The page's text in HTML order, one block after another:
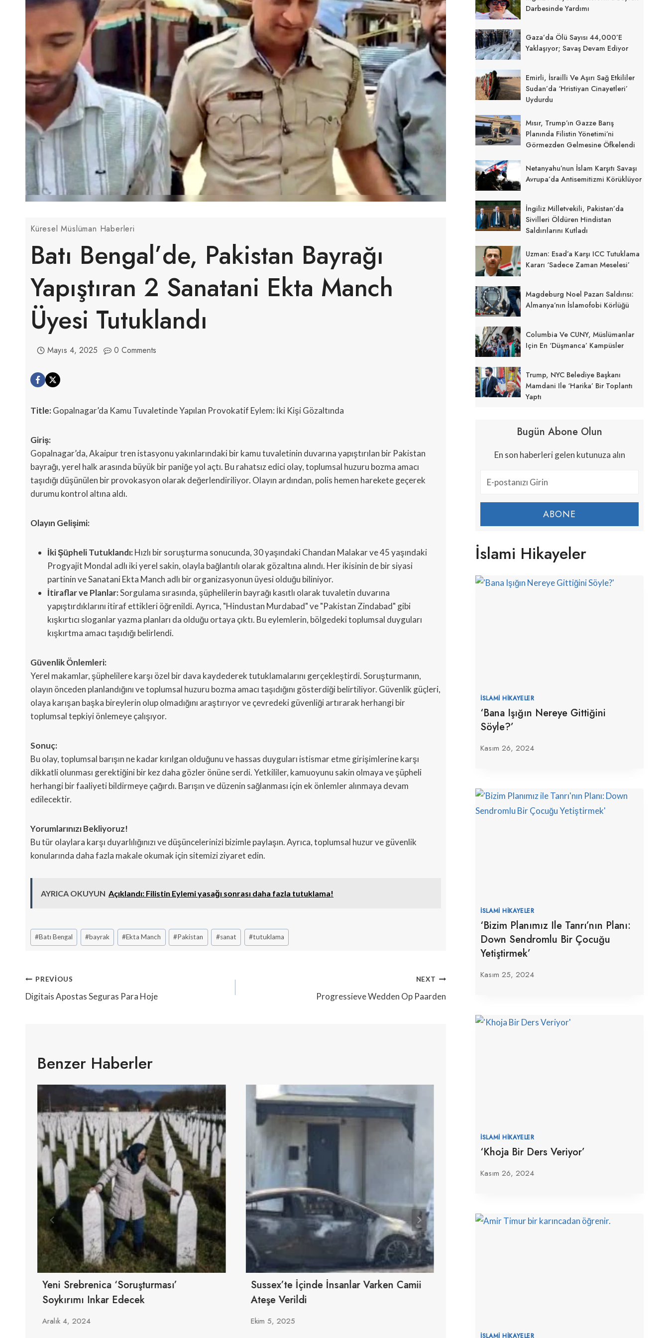
Küresel Müslüman Haberleri
Batı Bengal’de, Pakistan Bayrağı
Yapıştıran 2 Sanatani Ekta Manch
Üyesi Tutuklandı
Mayıs 4, 2025 0 Comments
Title:Gopalnagar’da Kamu Tuvaletinde Yapılan Provokatif Eylem: İki Kişi Gözaltında
Giriş:
Gopalnagar’da, Akaipur tren istasyonu yakınlarındaki bir kamu tuvaletinin duvarına yapıştırılan bir Pakistan
bayrağı, yerel halk arasında büyük bir paniğe yol açtı. Bu rahatsız edici olay, toplumsal huzuru bozma amacı
taşıdığı düşünülen bir provokasyon olarak değerlendiriliyor. Olayın ardından, polis hemen harekete geçerek
durumu kontrol altına aldı.
Olayın Gelişimi:
İki Şüpheli Tutuklandı:Hızlı bir soruşturma sonucunda, 30 yaşındaki Chandan Malakar ve 45 yaşındaki
Progyajit Mondal adlı iki yerel sakin, olayla bağlantılı olarak gözaltına alındı. Her ikisinin de bir siyasi
partinin ve Sanatani Ekta Manch adlı bir organizasyonun üyesi olduğu biliniyor.
İtiraflar ve Planlar:Sorgulama sırasında, şüphelilerin bayrağı kasıtlı olarak tuvaletin duvarına
yapıştırdıklarını itiraf ettikleri öğrenildi. Ayrıca, "Hindustan Murdabad" ve "Pakistan Zindabad" gibi
kışkırtıcı sloganlar yazma planları da olduğu ortaya çıktı. Bu eylemlerin, bölgedeki toplumsal duyguları
kışkırtma amacı taşıdığı belirlendi.
Güvenlik Önlemleri:
Yerel makamlar, şüphelilere karşı özel bir dava kaydederek tutuklamalarını gerçekleştirdi. Soruşturmanın,
olayın önceden planlandığını ve toplumsal huzuru bozma amacı taşıdığını gösterdiği belirtiliyor. Güvenlik güçleri,
olaya karışan başka bireylerin olup olmadığını araştırıyor ve çevredeki güvenliği artırarak herhangi bir
toplumsal tepkiyi önlemeye çalışıyor.
Sonuç:
Bu olay, toplumsal barışın ne kadar kırılgan olduğunu ve hassas duyguları istismar etme girişimlerine karşı
dikkatli olunması gerektiğini bir kez daha gözler önüne serdi. Yetkililer, kamuoyunu sakin olmaya ve şüpheli
herhangi bir faaliyeti bildirmeye çağırdı. Barışın ve düzenin sağlanması için ek önlemler alınmaya devam
edilecektir.
Yorumlarınızı Bekliyoruz!
Bu tür olaylara karşı duyarlılığınızı ve düşüncelerinizi bizimle paylaşın. Ayrıca, toplumsal huzur ve güvenlik
konularında daha fazla makale okumak için sitemizi ziyaret edin.
AYRICA OKUYUN Açıklandı: Filistin Eylemi yasağı sonrası daha fazla tutuklama!
Post
Tags:
#Batı Bengal #bayrak #Ekta Manch #Pakistan #sanat #tutuklama
Yazı
Gezinmesi
PREVIOUS
Digitais Apostas Seguras Para Hoje
NEXT
Progressieve Wedden Op Paarden
Benzer Haberler
Yeni Srebrenica ‘soruşturması’
Soykırımı Inkar Edecek
Aralık 4, 2024
Sussex’te İçinde İnsanlar Varken Camii
Ateşe Verildi
Ekim 5, 2025
Darbesinde Yardımı
Gaza’da Ölü Sayısı 44,000’e
Yaklaşıyor; Savaş Devam Ediyor
Emirli, İsrailli Ve Aşırı Sağ Etkililer
Sudan’da ‘Hristiyan Cinayetleri’
Uydurdu
Mısır, Trump’ın Gazze Barış
Planında Filistin Yönetimi’ni
Görmezden Gelmesine Öfkelendi
Netanyahu’nun İslam Karşıtı Savaşı
Avrupa’da Antisemitizmi Körüklüyor
İngiliz Milletvekili, Pakistan’da
Sivilleri Öldüren Hindistan
Saldırılarını Kutladı
Uzman: Esad’a Karşı ICC Tutuklama
Kararı ‘sadece Zaman Meselesi’
Magdeburg Noel Pazarı Saldırısı:
Almanya’nın İslamofobi Körlüğü
Columbia Ve CUNY, Müslümanlar
Için En ‘düşmanca’ Kampüsler
Trump, NYC Belediye Başkanı
Mamdani Ile ‘harika’ Bir Toplantı
Yaptı
Bugün Abone Olun
En son haberleri gelen kutunuza alın
ABONE
İslami Hikayeler
İSLAMI HIKAYELER
‘Bana Işığın Nereye Gittiğini
Söyle?’
Kasım 26, 2024
İSLAMI HIKAYELER
‘Bizim Planımız Ile Tanrı’nın Planı:
Down Sendromlu Bir Çocuğu
Yetiştirmek’
Kasım 25, 2024
İSLAMI HIKAYELER
‘Khoja Bir Ders Veriyor’
Kasım 26, 2024
İSLAMI HIKAYELER